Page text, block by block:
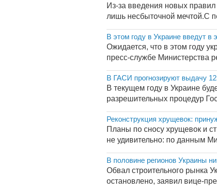
Из-за введения новых правил
лишь несбыточной мечтой.С
В этом году в Украине введут
Ожидается, что в этом году
пресс-службе Министерства
В ГАСИ прогнозируют выдачу
В текущем году в Украине
разрешительных процедур
Реконструкция хрущевок:
Планы по сносу хрущевок и
не удивительно: по данным
В половине регионов Украины
Обвал строительного рынка
остановлено, заявил вице-